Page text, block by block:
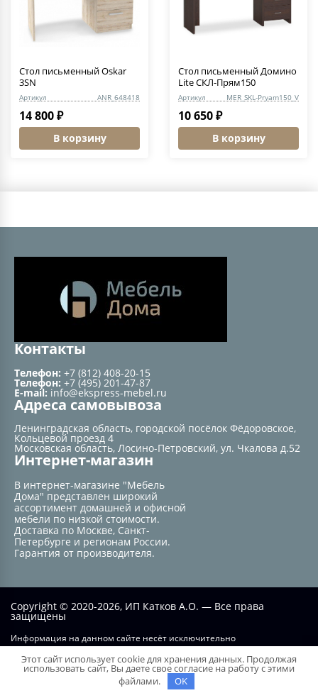
Стол письменный Oskar
3SN
Артикул ANR_648418
14 800 ₽
В корзину
Стол письменный Домино
Lite СКЛ-Прям150
Артикул MER_SKL-Pryam150_V
10 650 ₽
В корзину
Контакты
Телефон: +7 (812) 408-20-15
Телефон: +7 (495) 201-47-87
E-mail: info@ekspress-mebel.ru
Адреса самовывоза
Ленинградская область, городской посёлок Фёдоровское,
Кольцевой проезд 4
Московская область, Лосино-Петровский, ул. Чкалова д.52
Интернет-магазин
В интернет-магазине "Мебель
Дома" представлен широкий
ассортимент домашней и офисной
мебели по низкой стоимости.
Доставка по Москве, Санкт-
Петербурге и регионам России.
Гарантия от производителя.
Copyright © 2020-2026, ИП Катков А.О. — Все права
защищены
Информация на данном сайте несёт исключительно
публичной офертой, определяемой положением статьи №437 ГК РФ.
Этот сайт использует cookie для хранения данных. Продолжая
использовать сайт, Вы даете свое согласие на работу с этими
файлами.
OK